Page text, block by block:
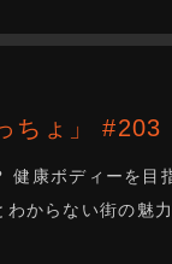
ちょ」
康ボディーを
からない街の魅